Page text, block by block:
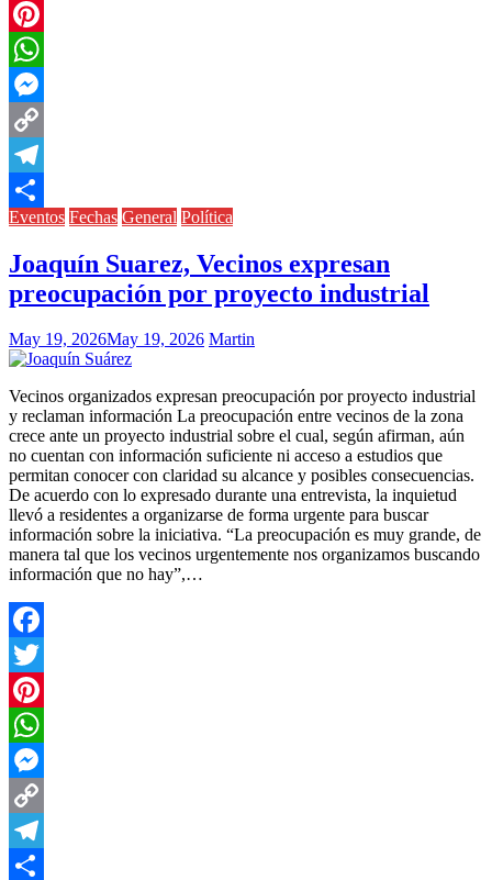
Twitter
Pinterest
WhatsApp
Messenger
Copy
Link
Telegram
Compartir
Eventos Fechas General Política
Joaquín Suarez, Vecinos expresan
preocupación por proyecto industrial
May 19, 2026May 19, 2026 Martin
Vecinos organizados expresan preocupación por proyecto industrial
y reclaman información La preocupación entre vecinos de la zona
crece ante un proyecto industrial sobre el cual, según afirman, aún
no cuentan con información suficiente ni acceso a estudios que
permitan conocer con claridad su alcance y posibles consecuencias.
De acuerdo con lo expresado durante una entrevista, la inquietud
llevó a residentes a organizarse de forma urgente para buscar
información sobre la iniciativa. “La preocupación es muy grande, de
manera tal que los vecinos urgentemente nos organizamos buscando
información que no hay”,…
Facebook
Twitter
Pinterest
WhatsApp
Messenger
Copy
Link
Telegram